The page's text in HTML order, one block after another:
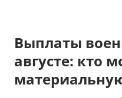
Выплаты
августе: кто